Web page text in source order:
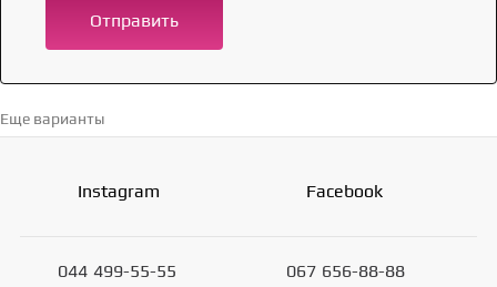
Отправить
Еще варианты
Instagram Facebook
044 499-55-55
067 656-88-88